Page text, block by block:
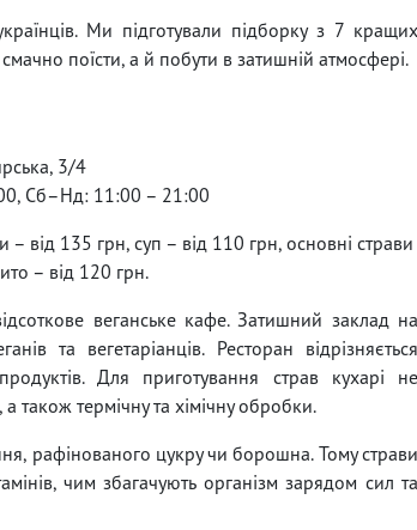
Ми підготували підборку з 7 кращих
поїсти, а й побути в затишній атмосфері.
3/4
Сб–Нд: 11:00 – 21:00
від 135 грн, суп – від 110 грн, основні страви
– від 120 грн.
веганське кафе. Затишний заклад на
та вегетаріанців. Ресторан відрізняється
Для приготування страв кухарі не
а також термічну та хімічну обробки.
рафінованого цукру чи борошна. Тому страви
чим збагачують організм зарядом сил та